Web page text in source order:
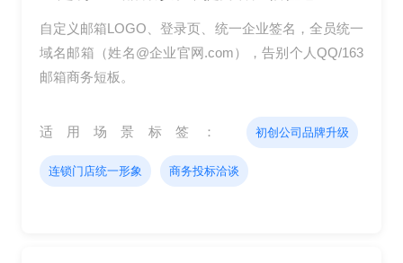
自定义邮箱LOGO、登录页、统一企业签名，全员统一
域名邮箱（姓名@企业官网.com），告别个人QQ/163
邮箱商务短板。
适用场景标签： 初创公司品牌升级
连锁门店统一形象 商务投标洽谈